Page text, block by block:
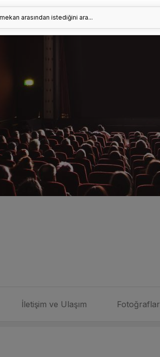
arasından istediğini ara...
İletişim ve Ulaşım Fotoğraflar